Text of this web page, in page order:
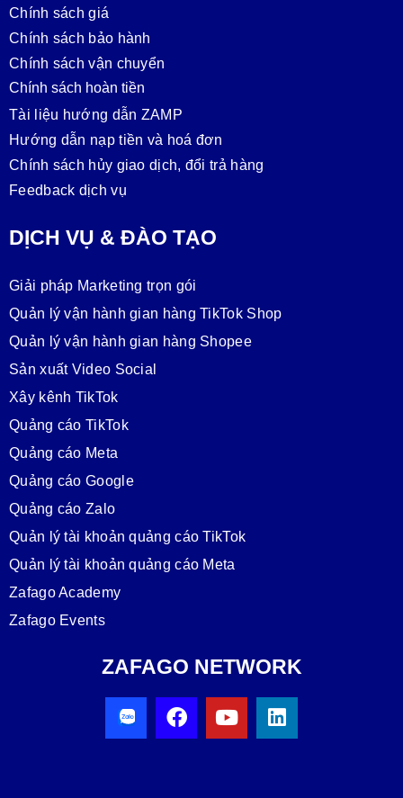
Chính sách giá
Chính sách bảo hành
Chính sách vận chuyển
Chính sách hoàn tiền
Tài liệu hướng dẫn ZAMP
Hướng dẫn nạp tiền và hoá đơn
Chính sách hủy giao dịch, đổi trả hàng
Feedback dịch vụ
DỊCH VỤ & ĐÀO TẠO
Giải pháp Marketing trọn gói
Quản lý vận hành gian hàng TikTok Shop
Quản lý vận hành gian hàng Shopee
Sản xuất Video Social
Xây kênh TikTok
Quảng cáo TikTok
Quảng cáo Meta
Quảng cáo Google
Quảng cáo Zalo
Quản lý tài khoản quảng cáo TikTok
Quản lý tài khoản quảng cáo Meta
Zafago Academy
Zafago Events
ZAFAGO NETWORK